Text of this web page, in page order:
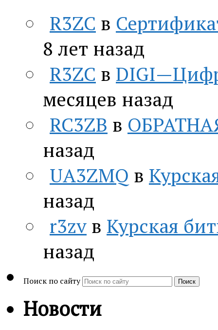
R3ZC в
8 лет назад
R3ZC в
месяцев назад
RC3ZB в
назад
UA3ZMQ в
назад
r3zv в Курская
назад
Поиск по сайту Поиск
Новости